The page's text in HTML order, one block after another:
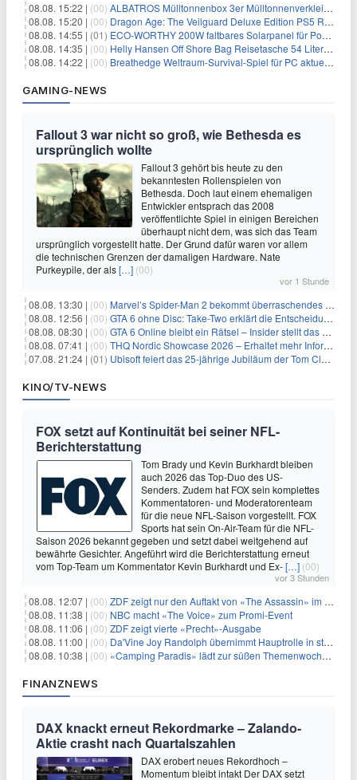
08.08. 15:22 | (00) ALBATROS Mülltonnenbox 3er Mülltonnenverkleidung aus Metall für 577,15€
08.08. 15:20 | (00) Dragon Age: The Veilguard Deluxe Edition PS5 Rollenspiel für 13,76€
08.08. 14:55 | (01) ECO-WORTHY 200W faltbares Solarpanel für Powerstation & Camping für 123,99€
08.08. 14:35 | (00) Helly Hansen Off Shore Bag Reisetasche 54 Liter für 29,99€
08.08. 14:22 | (00) Breathedge Weltraum-Survival-Spiel für PC aktuell kostenlos bei Steam
GAMING-NEWS
Fallout 3 war nicht so groß, wie Bethesda es
ursprünglich wollte
Fallout 3 gehört bis heute zu den
bekanntesten Rollenspielen von
Bethesda. Doch laut einem ehemaligen
Entwickler entsprach das 2008
veröffentlichte Spiel in einigen Bereichen
überhaupt nicht dem, was sich das Team
ursprünglich vorgestellt hatte. Der Grund dafür waren vor allem
die technischen Grenzen der damaligen Hardware. Nate
Purkeypile, der als[…] (00)
vor 1 Stunde
08.08. 13:30 | (00) Marvel’s Spider-Man 2 bekommt überraschendes PS5-Update mit gewünschter Komfortfunktion
08.08. 12:56 | (00) GTA 6 ohne Disc: Take-Two erklärt die Entscheidung für Download-Codes
08.08. 08:30 | (00) GTA 6 Online bleibt ein Rätsel – Insider stellt das neue Gerücht klar
08.08. 07:41 | (00) THQ Nordic Showcase 2026 – Erhaltet mehr Informationen
07.08. 21:24 | (01) Ubisoft feiert das 25-jährige Jubiläum der Tom Clancy’s Ghost Recon-Reihe
KINO/TV-NEWS
FOX setzt auf Kontinuität bei seiner NFL-
Berichterstattung
Tom Brady und Kevin Burkhardt bleiben
auch 2026 das Top-Duo des US-
Senders. Zudem hat FOX sein komplettes
Kommentatoren- und Moderatorenteam
für die neue NFL-Saison vorgestellt. FOX
Sports hat sein On-Air-Team für die NFL-
Saison 2026 bekannt gegeben und setzt dabei weitgehend auf
bewährte Gesichter. Angeführt wird die Berichterstattung erneut
vom Top-Team um Kommentator Kevin Burkhardt und Ex-[…] (00)
vor 3 Stunden
08.08. 12:07 | (00) ZDF zeigt nur den Auftakt von «The Assassin» im Fernsehen
08.08. 11:38 | (00) NBC macht «The Voice» zum Promi-Event
08.08. 11:06 | (00) ZDF zeigt vierte «Precht»-Ausgabe
08.08. 11:00 | (00) Da'Vine Joy Randolph übernimmt Hauptrolle in starbesetzter schwarzer Komödie
08.08. 10:38 | (00) «Camping Paradis» lädt zur süßen Themenwoche ein
FINANZNEWS
DAX knackt erneut Rekordmarke – Zalando-
Aktie crasht nach Quartalszahlen
DAX erobert neues Rekordhoch –
Momentum bleibt intakt Der DAX setzt